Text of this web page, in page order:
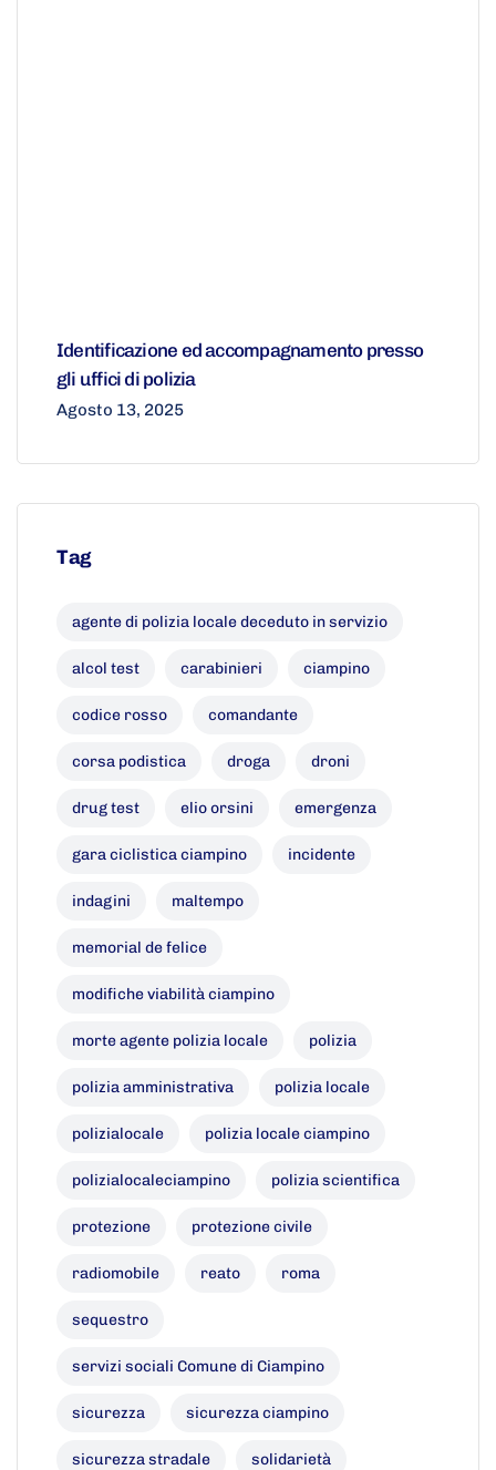
Identificazione ed accompagnamento presso
gli uffici di polizia
Agosto 13, 2025
Tag
agente di polizia locale deceduto in servizio
alcol test carabinieri ciampino
codice rosso comandante
corsa podistica droga droni
drug test elio orsini emergenza
gara ciclistica ciampino incidente
indagini maltempo
memorial de felice
modifiche viabilità ciampino
morte agente polizia locale polizia
polizia amministrativa polizia locale
polizialocale polizia locale ciampino
polizialocaleciampino polizia scientifica
protezione protezione civile
radiomobile reato roma
sequestro
servizi sociali Comune di Ciampino
sicurezza sicurezza ciampino
sicurezza stradale solidarietà